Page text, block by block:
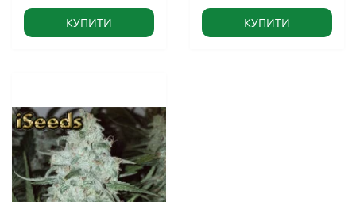
КУПИТИ КУПИТИ